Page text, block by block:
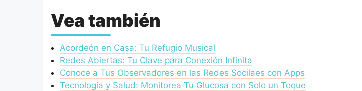
Vea también
Acordeón en Casa: Tu Refugio Musical
Redes Abiertas: Tu Clave para Conexión Infinita
Conoce a Tus Observadores en las Redes Socilaes con Apps
Tecnología y Salud: Monitorea Tu Glucosa con Solo un Toque